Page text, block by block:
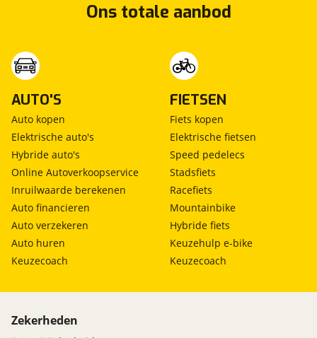
Ons totale aanbod
AUTO'S
Auto kopen
Elektrische auto's
Hybride auto's
Online Autoverkoopservice
Inruilwaarde berekenen
Auto financieren
Auto verzekeren
Auto huren
Keuzecoach
FIETSEN
Fiets kopen
Elektrische fietsen
Speed pedelecs
Stadsfiets
Racefiets
Mountainbike
Hybride fiets
Keuzehulp e-bike
Keuzecoach
Zekerheden